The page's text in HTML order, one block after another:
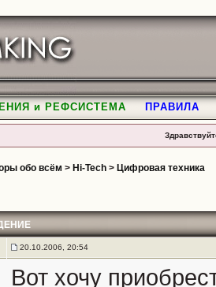
и РЕФСИСТЕМА ПРАВИЛА
обо всём > Hi-Tech> Цифровая техника
20.10.2006, 20:54
Вот хочу